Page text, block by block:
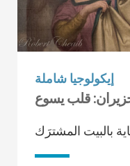
إيكولوجيا شاملة
بالبيت المشترَك